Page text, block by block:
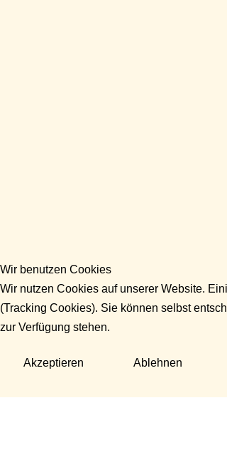
Wir benutzen Cookies
Wir nutzen Cookies auf unserer Website.
(Tracking Cookies). Sie können selbst
zur Verfügung stehen.
Akzeptieren Ablehnen